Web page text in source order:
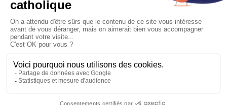
Article
Le pape en Uruguay, Argentine et